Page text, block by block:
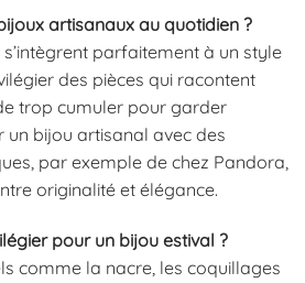
artisanaux au quotidien ?
parfaitement à un style
des pièces qui racontent
trop cumuler pour garder
un bijou artisanal avec des
par exemple de chez Pandora,
originalité et élégance.
pour un bijou estival ?
comme la nacre, les coquillages